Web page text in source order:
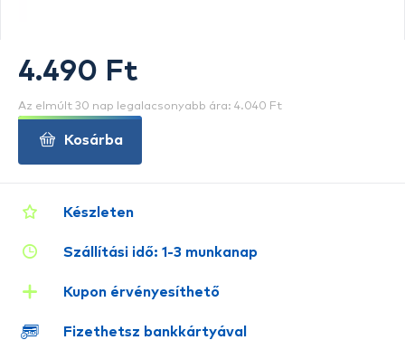
Készleten
Szállítási idő: 1-3 munkanap
Kupon érvényesíthető
Fizethetsz bankkártyával
4.490 Ft
Az elmúlt 30 nap legalacsonyabb ára: 4.040 Ft
Kosárba